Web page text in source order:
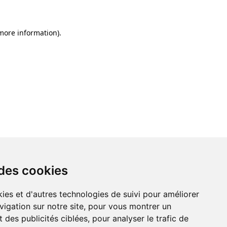
cookies
et d'autres technologies de suivi pour améliorer
sur notre site, pour vous montrer un
des publicités ciblées, pour analyser le trafic de
information).